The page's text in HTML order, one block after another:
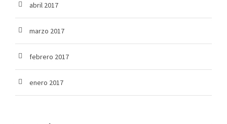
abril 2017
marzo 2017
febrero 2017
enero 2017